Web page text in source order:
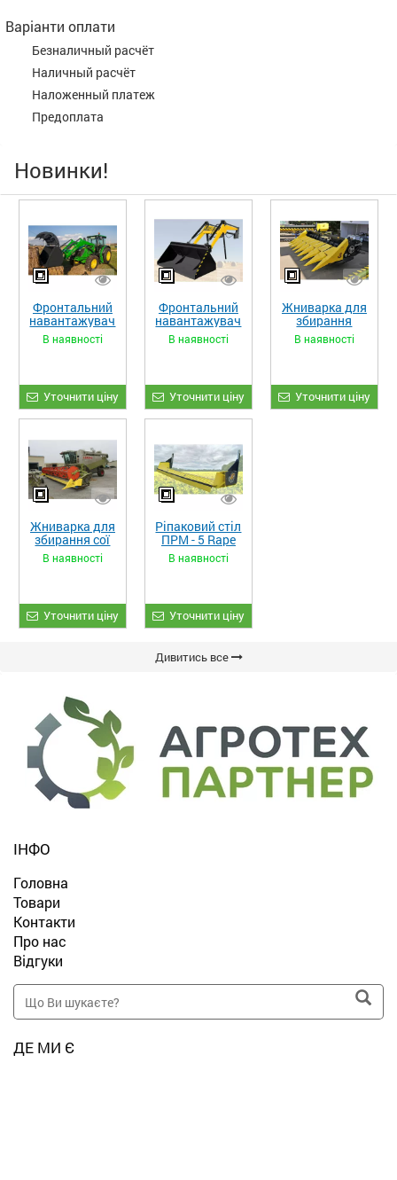
Варіанти оплати
Безналичный расчёт
Наличный расчёт
Наложенный платеж
Предоплата
Новинки!
Фронтальний
навантажувач
«STRONG XL»
В наявності
Уточнити ціну
Фронтальний
навантажувач
«STRONG»
В наявності
Уточнити ціну
Жниварка для
збирання
кукурудзи
ЖКИ-870
В наявності
Уточнити ціну
Жниварка для
збирання сої
та гороху
«ETTARO»
В наявності
Уточнити ціну
Ріпаковий стіл
ПРМ - 5 Rape
Fiore
В наявності
Уточнити ціну
Дивитись все
ІНФО
Головна
Товари
Контакти
Про нас
Відгуки
ДЕ МИ Є